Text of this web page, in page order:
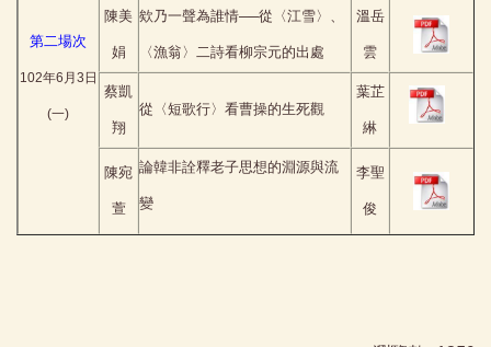
第二場次
102年6月3日
(一)
陳美
娟
欸乃一聲為誰情──從〈江雪〉、
〈漁翁〉二詩看柳宗元的出處
溫岳
雲
蔡凱
翔
從〈短歌行〉看曹操的生死觀
葉芷
綝
陳宛
萱
論韓非詮釋老子思想的淵源與流
變
李聖
俊